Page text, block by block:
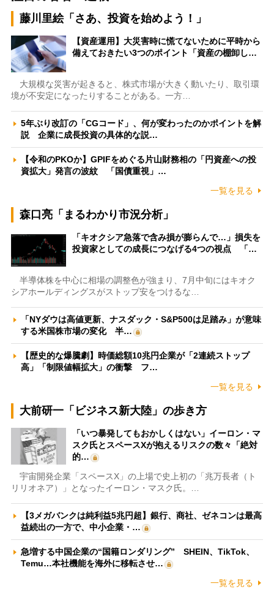
藤川里絵「さあ、投資を始めよう！」
【資産運用】大災害時に慌てないために平時から
備えておきたい3つのポイント「資産の棚卸し…
大規模な災害が起きると、株式市場が大きく動いたり、取引環
境が不安定になったりすることがある。一方…
5年ぶり改訂の「CGコード」、何が変わったのかポイントを解
説 企業に成長投資の具体的な説…
【令和のPKOか】GPIFをめぐる片山財務相の「円資産への投
資拡大」発言の波紋 「国債重視」…
一覧を見る
森口亮「まるわかり市況分析」
「キオクシア急落で含み損が膨らんで…」損失を
投資家としての成長につなげる4つの視点 「…
半導体株を中心に相場の調整色が強まり、7月中旬にはキオク
シアホールディングスがストップ安をつけるな…
「NYダウは高値更新、ナスダック・S&P500は足踏み」が意味
する米国株市場の変化 半…
【歴史的な爆騰劇】時価総額10兆円企業が「2連続ストップ
高」「制限値幅拡大」の衝撃 フ…
一覧を見る
大前研一「ビジネス新大陸」の歩き方
「いつ暴発してもおかしくはない」イーロン・マ
スク氏とスペースXが抱えるリスクの数々「絶対
的…
宇宙開発企業「スペースX」の上場で史上初の「兆万長者（ト
リリオネア）」となったイーロン・マスク氏。…
【3メガバンクは純利益5兆円超】銀行、商社、ゼネコンは最高
益続出の一方で、中小企業・…
急増する中国企業の“国籍ロンダリング” SHEIN、TikTok、
Temu…本社機能を海外に移転させ…
一覧を見る